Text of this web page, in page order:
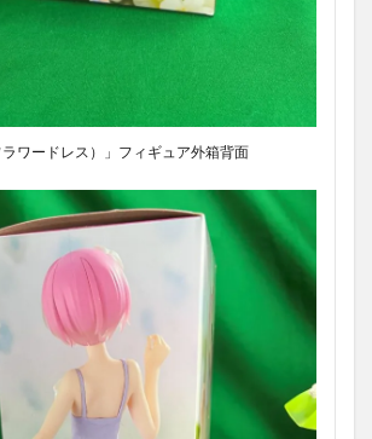
ラワードレス）」フィギュア外箱背面